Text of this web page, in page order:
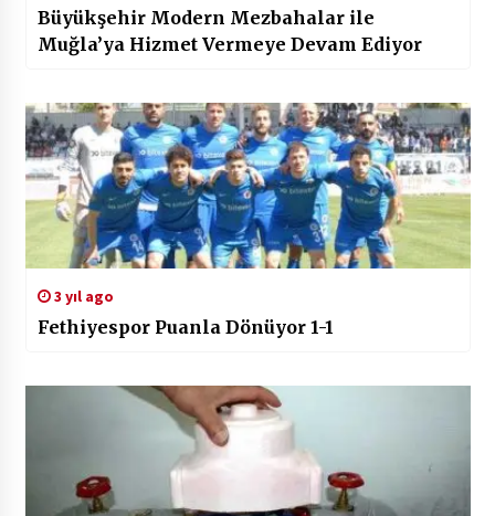
Büyükşehir Modern Mezbahalar ile
Muğla’ya Hizmet Vermeye Devam Ediyor
3 yıl ago
Fethiyespor Puanla Dönüyor 1-1